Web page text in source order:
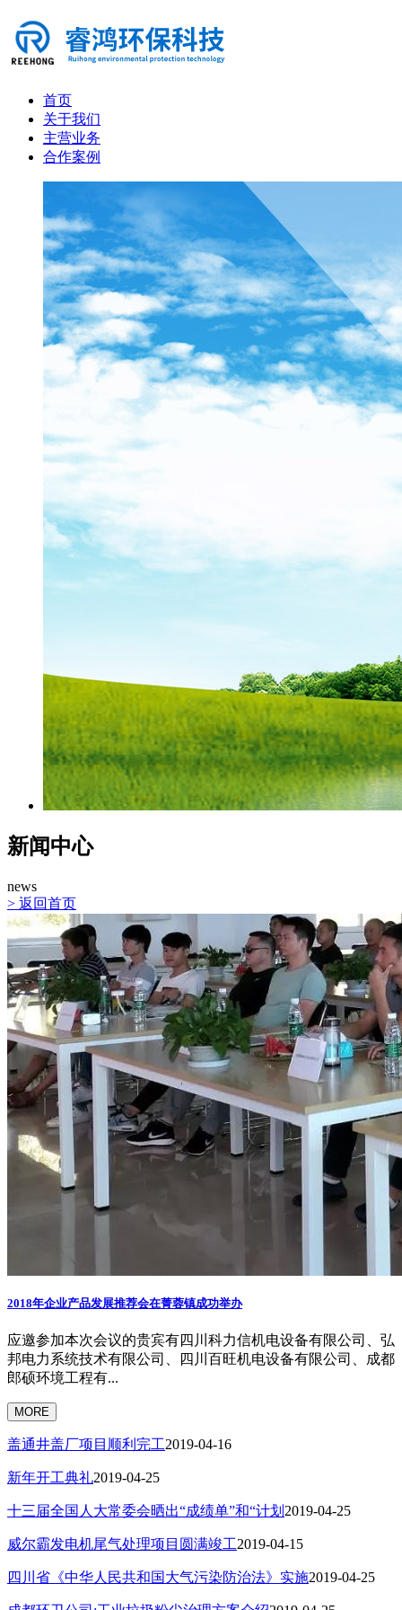
首页
关于我们
主营业务
合作案例
新闻中心
news
> 返回首页
2018年企业产品发展推荐会在菁蓉镇成功举办
应邀参加本次会议的贵宾有四川科力信机电设备有限公司、弘
邦电力系统技术有限公司、四川百旺机电设备有限公司、成都
郎硕环境工程有...
MORE
盖通井盖厂项目顺利完工2019-04-16
新年开工典礼2019-04-25
十三届全国人大常委会晒出“成绩单”和“计划 2019-04-25
威尔霸发电机尾气处理项目圆满竣工2019-04-15
四川省《中华人民共和国大气污染防治法》实施2019-04-25